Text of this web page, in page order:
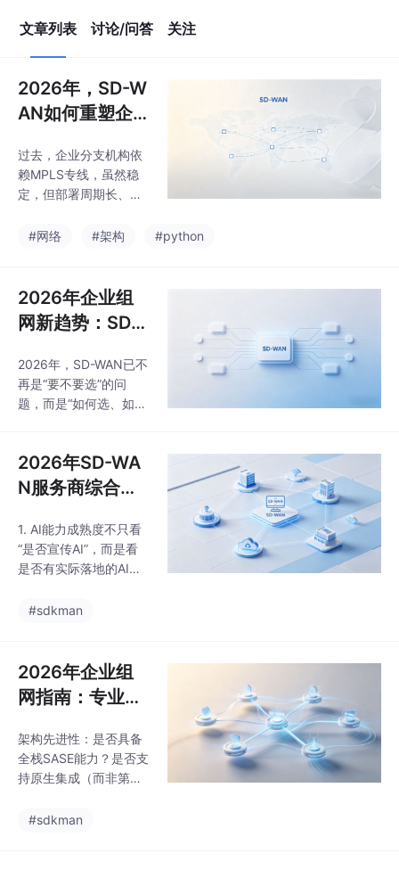
文章列表 讨论/问答 关注
2026年，SD-W
AN如何重塑企
局
过去，企业分支机构依
赖MPLS专线，虽然稳
定，但部署周期长、带
应云计算、SaaS应用的
普及的，是其与AI、云
原生安全、低代码集成
等技术的深度融合，网
是成为能感知业务、自
动优化、内生安全的智
能体。值得注意的是，
服务商，凭借对本土企
业多云混合部署场景的
#网络 #架构 #python
2026年企业组
网新趋势：SD-
络架构
2026年，SD-WAN已不
再是“要不要选”的问
题，而是“如何选、如何
具”，进化为支撑企业数
字化转型、云化转型、
安全转型的“网络操作系
统”。对于CIO和网络架
构师来说，理解并拥抱
这一趋势，将是构建未
来十年竞争力网络底座
上内容仅代表个人观
2026年SD-WA
N服务商综合实
析
1. AI能力成熟度不只看
“是否宣传AI”，而是看
是否有实际落地的AI应
化的流量基线与异常检
型？是否具备根因分析
能力？这些都关乎网络
运维的“隐性成本”。2.
务商与主流云服务商
（阿里云、华为云、AW
S等）的合作深度：是
云互联？是否预置了主
#sdkman
2026年企业组
网指南：专业SD
何选
架构先进性：是否具备
全栈SASE能力？是否支
持原生集成（而非第三
运维平台是否为自研且
#sdkman